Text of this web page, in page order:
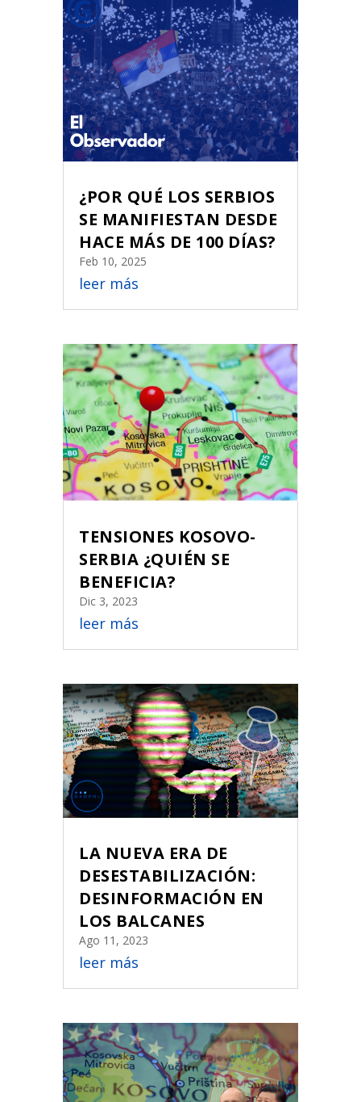
¿POR QUÉ LOS SERBIOS
SE MANIFIESTAN DESDE
HACE MÁS DE 100 DÍAS?
Feb 10, 2025
leer más
TENSIONES KOSOVO-
SERBIA ¿QUIÉN SE
BENEFICIA?
Dic 3, 2023
leer más
LA NUEVA ERA DE
DESESTABILIZACIÓN:
DESINFORMACIÓN EN
LOS BALCANES
Ago 11, 2023
leer más